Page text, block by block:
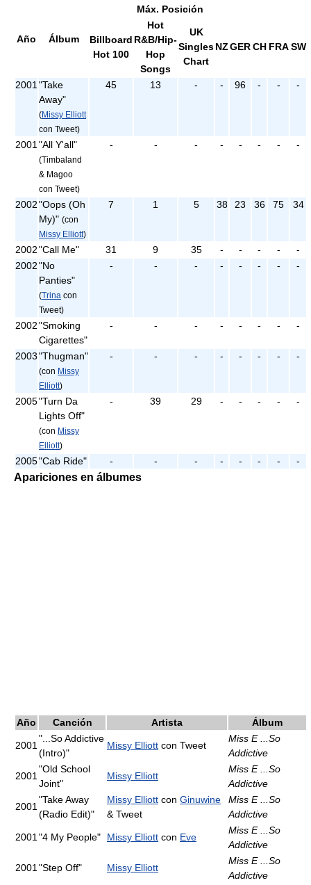
Año Álbum
Máx. Posición
Billboard
Hot 100
Hot
R&B/Hip-
Hop
Songs
UK
Singles
Chart
NZGERCH FRA SW
2001 "Take
Away"
(Missy Elliott
con Tweet)
45 13 - - 96 - - -
2001 "All Y'all"
(Timbaland
& Magoo
con Tweet)
- - - - - - - -
2002"Oops (Oh
My)" (con
Missy Elliott)
7 1 5 38 23 36 75 34
2002"Call Me" 31 9 35 - - - -
-
2002"No
Panties"
(Trina con
Tweet)
- - - - - - - -
2002"Smoking
Cigarettes"
- - - - - - - -
2003"Thugman"
(con Missy
Elliott)
- - - - - - - -
2005"Turn Da
Lights Off"
(con Missy
Elliott)
- 39 29 - - - - -
2005"Cab Ride" - - - - - - - -
Apariciones en álbumes
Año Canción Artista Álbum
2001
"...So Addictive
(Intro)"
Missy Elliott con Tweet
Miss E ...So
Addictive
2001
"Old School
Joint"
Missy Elliott
Miss E ...So
Addictive
2001
"Take Away
(Radio Edit)"
Missy Elliott con Ginuwine
& Tweet
Miss E ...So
Addictive
2001 "4 My People" Missy Elliott con Eve
Miss E ...So
Addictive
2001 "Step Off" Missy Elliott
Miss E ...So
Addictive